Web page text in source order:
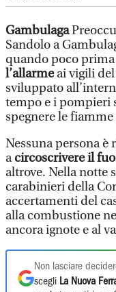
Gambulaga
Sandolo a
quando poco
l’allarmeai vigili
sviluppato
tempo e i pompieri
spegnere le
Nessuna persona
acircoscrivere il
altrove. Nella notte
carabinieri della
accertamenti del
alla combustione
ancora ignote e al
Non lasciare
scegli La Nuova